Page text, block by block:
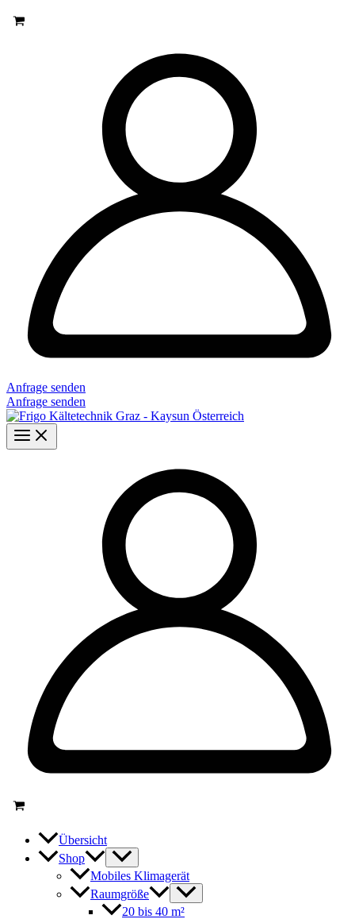
Anfrage senden
Anfrage senden
Übersicht
Shop
Mobiles Klimagerät
Raumgröße
20 bis 40 m²